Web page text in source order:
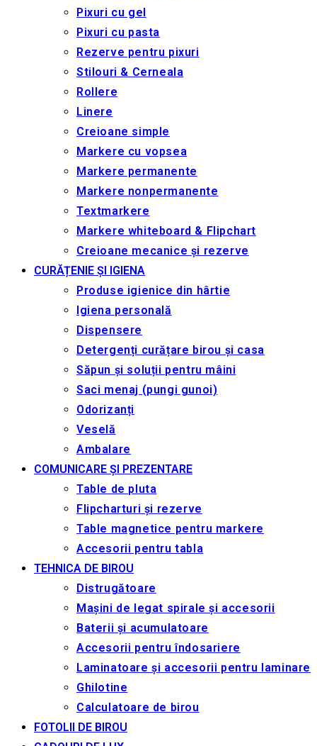
Pixuri cu gel
Pixuri cu pasta
Rezerve pentru pixuri
Stilouri & Сerneala
Rollere
Linere
Creioane simple
Markere cu vopsea
Markere permanente
Markere nonpermanente
Textmarkere
Markere whiteboard & Flipchart
Creioane mecanice și rezerve
CURĂȚENIE ȘI IGIENA
Produse igienice din hârtie
Igiena personală
Dispensere
Detergenți curățare birou și casa
Săpun și soluții pentru mâini
Saci menaj (pungi gunoi)
Odorizanți
Veselă
Ambalare
COMUNICARE ȘI PREZENTARE
Table de pluta
Flipcharturi și rezerve
Table magnetice pentru markere
Accesorii pentru tabla
TEHNICA DE BIROU
Distrugătoare
Mașini de legat spirale și accesorii
Baterii și acumulatoare
Accesorii pentru îndosariere
Laminatoare și accesorii pentru laminare
Ghilotine
Calculatoare de birou
FOTOLII DE BIROU